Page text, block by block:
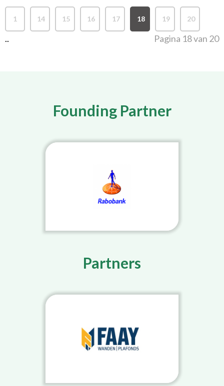
1
..
14 15 16 17 18 19 20
Pagina 18 van 20
Founding Partner
Partners